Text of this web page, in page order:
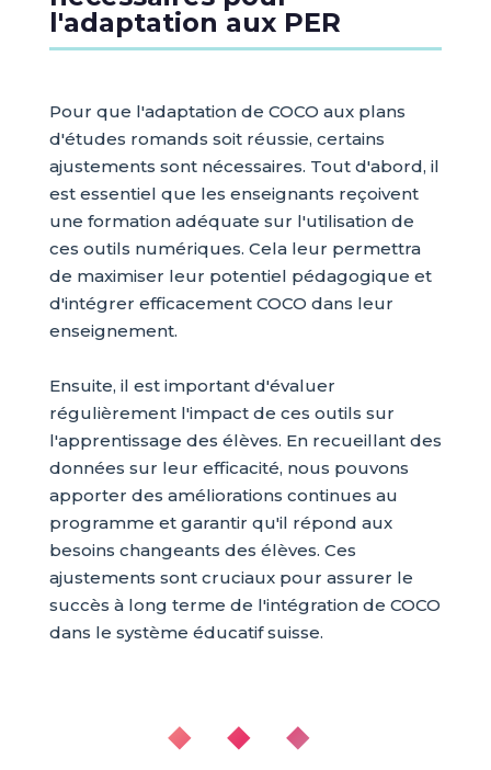
l'adaptation aux PER
Pour que l'adaptation de COCO aux plans
d'études romands soit réussie, certains
ajustements sont nécessaires. Tout d'abord, il
est essentiel que les enseignants reçoivent
une formation adéquate sur l'utilisation de
ces outils numériques. Cela leur permettra
de maximiser leur potentiel pédagogique et
d'intégrer efficacement COCO dans leur
enseignement.
Ensuite, il est important d'évaluer
régulièrement l'impact de ces outils sur
l'apprentissage des élèves. En recueillant des
données sur leur efficacité, nous pouvons
apporter des améliorations continues au
programme et garantir qu'il répond aux
besoins changeants des élèves. Ces
ajustements sont cruciaux pour assurer le
succès à long terme de l'intégration de COCO
dans le système éducatif suisse.
◆ ◆ ◆